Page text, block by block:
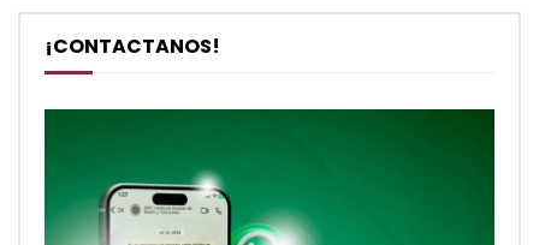
¡CONTACTANOS!